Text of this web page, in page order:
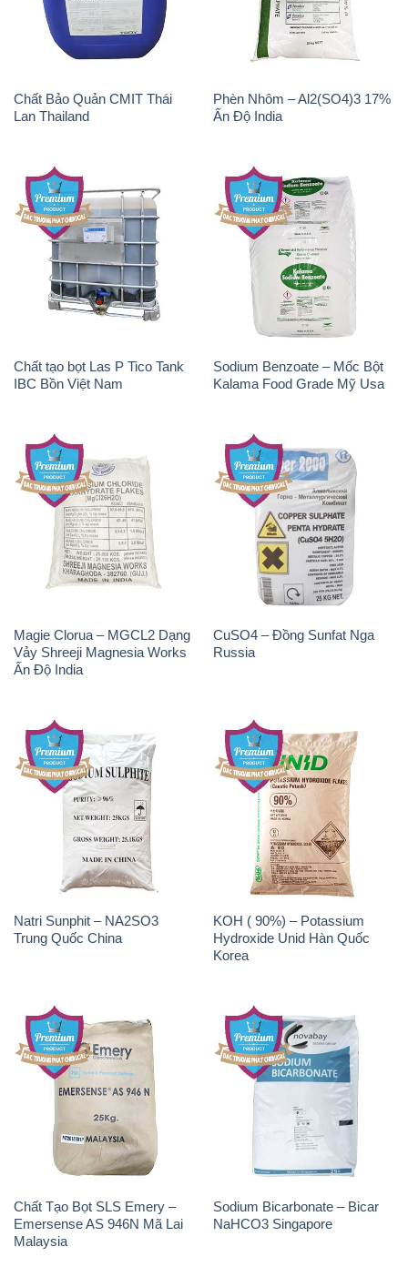
Chất Bảo Quản CMIT Thái
Lan Thailand
Phèn Nhôm – Al2(SO4)3 17%
Ấn Độ India
Chất tạo bọt Las P Tico Tank
IBC Bồn Việt Nam
Sodium Benzoate – Mốc Bột
Kalama Food Grade Mỹ Usa
Magie Clorua – MGCL2 Dạng
Vảy Shreeji Magnesia Works
Ấn Độ India
CuSO4 – Đồng Sunfat Nga
Russia
Natri Sunphit – NA2SO3
Trung Quốc China
KOH ( 90%) – Potassium
Hydroxide Unid Hàn Quốc
Korea
Chất Tạo Bọt SLS Emery –
Emersense AS 946N Mã Lai
Malaysia
Sodium Bicarbonate – Bicar
NaHCO3 Singapore